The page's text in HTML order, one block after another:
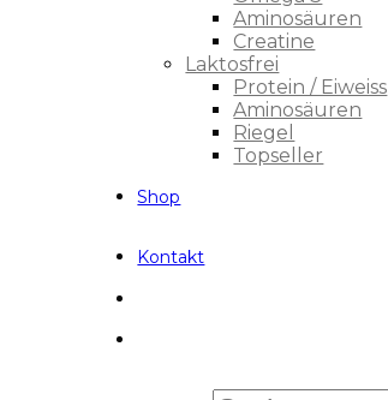
Aminosäuren
Creatine
Laktosfrei
Protein / Eiweiss
Aminosäuren
Riegel
Topseller
Shop
Kontakt